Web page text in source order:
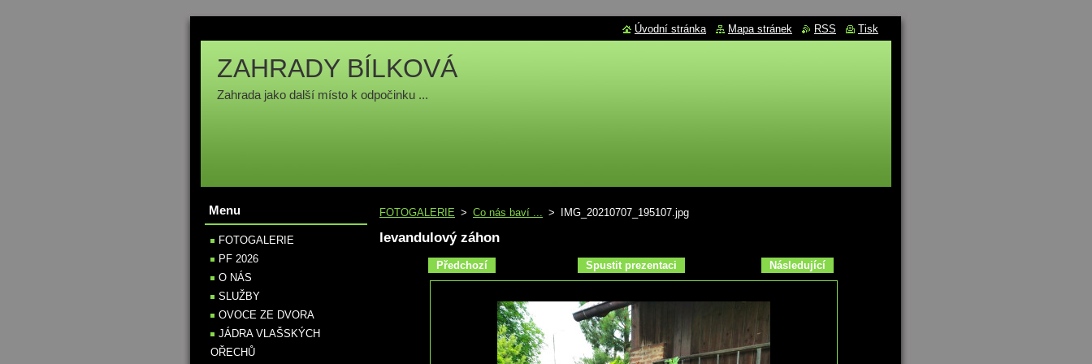
ZAHRADY BÍLKOVÁ
Zahrada jako další místo k odpočinku ...
FOTOGALERIE > Co nás baví ... > IMG_20210707_195107.jpg
levandulový záhon
Předchozí Spustit prezentaci Následující
Menu
FOTOGALERIE
PF 2026
O NÁS
SLUŽBY
OVOCE ZE DVORA
JÁDRA VLAŠSKÝCH
OŘECHŮ
Úvodní stránka Mapa stránek RSS Tisk